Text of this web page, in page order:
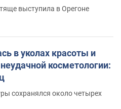
выступила в Орегоне
в уколах красоты и
косметологии:
сохранялся около четырех